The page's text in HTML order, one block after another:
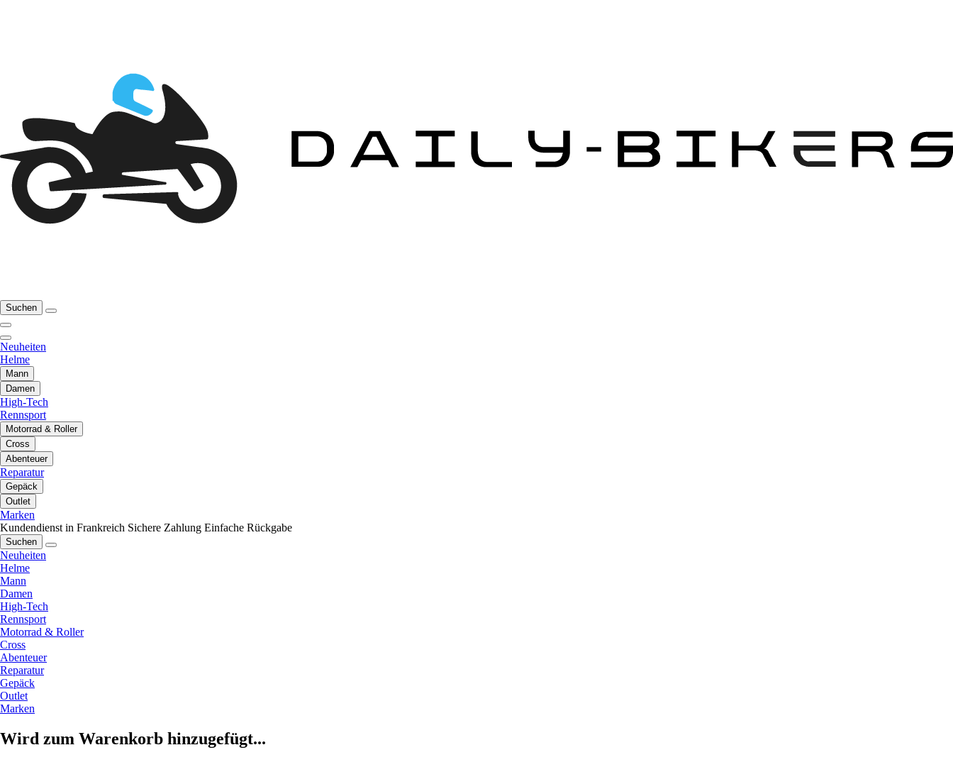
Suchen
Neuheiten
Helme
Mann
Damen
High-Tech
Rennsport
Motorrad & Roller
Cross
Abenteuer
Reparatur
Gepäck
Outlet
Marken
Kundendienst in Frankreich Sichere Zahlung Einfache Rückgabe
Suchen
Neuheiten
Helme
Mann
Damen
High-Tech
Rennsport
Motorrad & Roller
Cross
Abenteuer
Reparatur
Gepäck
Outlet
Marken
Wird zum Warenkorb hinzugefügt...